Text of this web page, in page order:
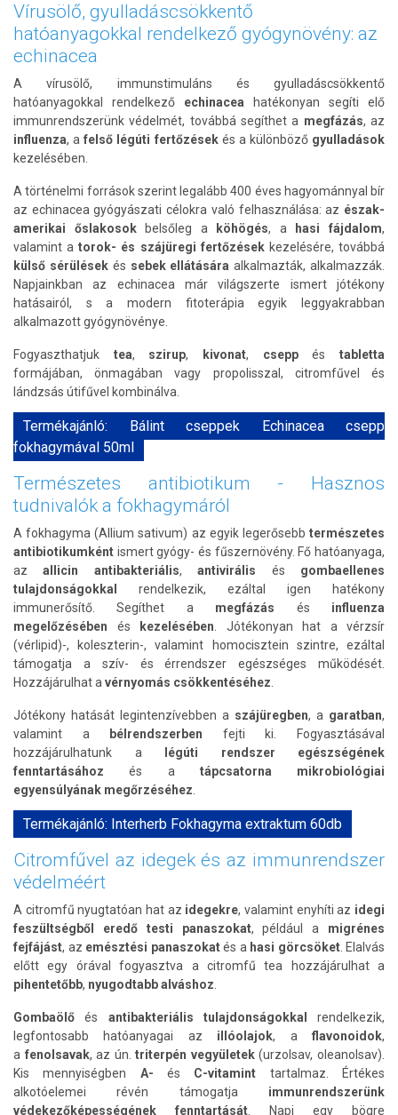
Vírusölő, gyulladáscsökkentő
hatóanyagokkal rendelkező gyógynövény: az
echinacea
A vírusölő, immunstimuláns és gyulladáscsökkentő
hatóanyagokkal rendelkező echinacea
hatékonyan segíti elő
immunrendszerünk védelmét, továbbá segíthet a megfázás, az
influenza, afelső légúti fertőzésekés a különböző gyulladások
kezelésében.
A történelmi források szerint legalább 400 éves hagyománnyal bír
az echinacea gyógyászati célokra való felhasználása: az észak-
amerikai őslakosok
belsőleg a köhögés, a hasi fájdalom,
valamint atorok- és szájüregi fertőzések kezelésére, továbbá
külső sérülések és sebek ellátásáraalkalmazták, alkalmazzák.
Napjainkban az echinacea már világszerte ismert jótékony
hatásairól, s a modern fitoterápia egyik leggyakrabban
alkalmazott gyógynövénye.
Fogyaszthatjuk tea, szirup, kivonat, cseppéstabletta
formájában, önmagában vagy propolisszal, citromfűvel és
lándzsás útifűvel kombinálva.
Termékajánló: Bálint cseppek Echinacea csepp
fokhagymával 50ml
Természetes antibiotikum - Hasznos
tudnivalók a fokhagymáról
A fokhagyma (Allium sativum) az egyik legerősebb természetes
antibiotikumként ismert gyógy- és fűszernövény. Fő hatóanyaga,
azallicin antibakteriális,antivirális és gombaellenes
tulajdonságokkal
rendelkezik, ezáltal igen hatékony
immunerősítő. Segíthet a megfázás és influenza
megelőzésében és kezelésében . Jótékonyan hat a vérzsír
(vérlipid)-, koleszterin-, valamint homocisztein szintre, ezáltal
támogatja a szív- és érrendszer egészséges működését.
Hozzájárulhat a vérnyomás csökkentéséhez
Jótékony hatását legintenzívebben a szájüregben, a garatban,
valamint a
bélrendszerben fejti ki. Fogyasztásával
hozzájárulhatunk a légúti rendszer egészségének
fenntartásához és a tápcsatorna mikrobiológiai
egyensúlyának megőrzéséhez
Termékajánló: Interherb Fokhagyma extraktum 60db
Citromfűvel az idegek és az immunrendszer
védelméért
A citromfű nyugtatóan hat az idegekre, valamint enyhíti az idegi
feszültségből eredő testi panaszokat, például a migrénes
fejfájást, az emésztési panaszokatés a hasi görcsöket. Elalvás
előtt egy órával fogyasztva a citromfű tea hozzájárulhat a
pihentetőbb, nyugodtabb alváshoz
Gombaölőés antibakteriális tulajdonságokkal rendelkezik,
legfontosabb hatóanyagai az illóolajok, aflavonoidok,
a fenolsavak, az ún.triterpén vegyületek(urzolsav, oleanolsav).
Kis mennyiségben A-és C-vitamint tartalmaz. Értékes
alkotóelemei révén támogatja immunrendszerünk
védekezőképességének fenntartását . Napi egy bögre